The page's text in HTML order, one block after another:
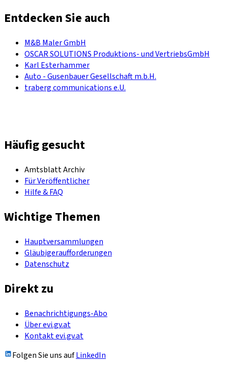
Entdecken Sie auch
M&B Maler GmbH
OSCAR SOLUTIONS Produktions- und VertriebsGmbH
Karl Esterhammer
Auto - Gusenbauer Gesellschaft m.b.H.
traberg communications e.U.
Häufig gesucht
Amtsblatt Archiv
Für Veröffentlicher
Hilfe & FAQ
Wichtige Themen
Hauptversammlungen
Gläubigeraufforderungen
Datenschutz
Direkt zu
Benachrichtigungs-Abo
Über evi.gv.at
Kontakt evi.gv.at
Folgen Sie uns aufLinkedIn